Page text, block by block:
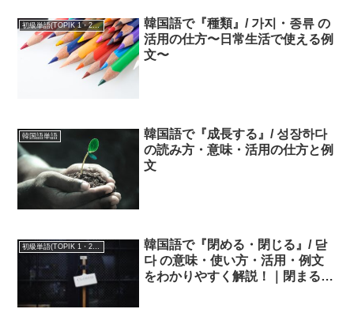
初級単語(TOPIK 1・2級)
韓国語で『種類』/ 가지・종류 の
活用の仕方〜日常生活で使える例
文〜
韓国語単語
韓国語で『成長する』/ 성장하다
の読み方・意味・活用の仕方と例
文
初級単語(TOPIK 1・2級)
韓国語で『閉める・閉じる』/ 닫
다 の意味・使い方・活用・例文
をわかりやすく解説！｜閉まる/